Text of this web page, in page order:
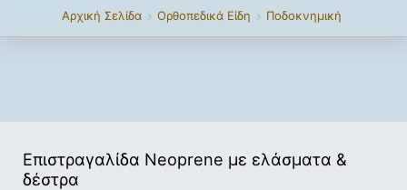
Αρχική Σελίδα Ορθοπεδικά Είδη Ποδοκνημική
Επιστραγαλίδα Neoprene με ελάσματα &
δέστρα